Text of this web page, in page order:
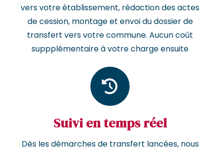
vers votre établissement, rédaction des actes
de cession, montage et envoi du dossier de
transfert vers votre commune. Aucun coût
suppplémentaire à votre charge ensuite
Suivi en temps réel
Dès les démarches de transfert lancées, nous